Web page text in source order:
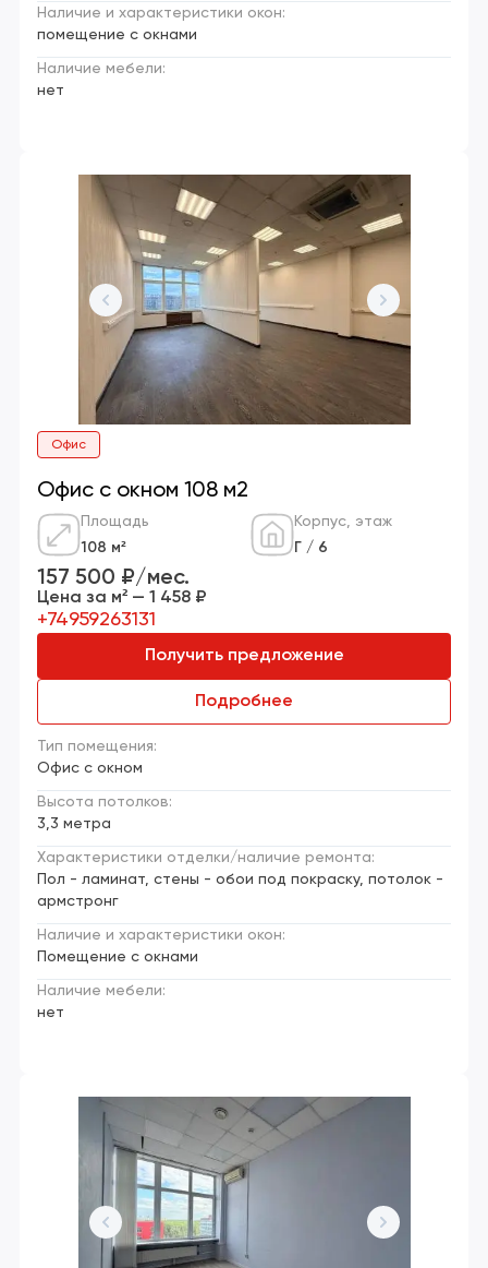
Наличие и характеристики окон:
помещение с окнами
Наличие мебели:
нет
Офис
Офис с окном 108 м2
Площадь
108 м²
Корпус, этаж
Г / 6
Тип помещения:
Офис с окном
Высота потолков:
3,3 метра
Характеристики отделки/наличие ремонта:
Пол - ламинат, стены - обои под покраску, потолок -
армстронг
Наличие и характеристики окон:
Помещение с окнами
Наличие мебели:
нет
157 500 ₽/мес.
Цена за м² — 1 458 ₽
+74959263131
Получить предложение
Подробнее